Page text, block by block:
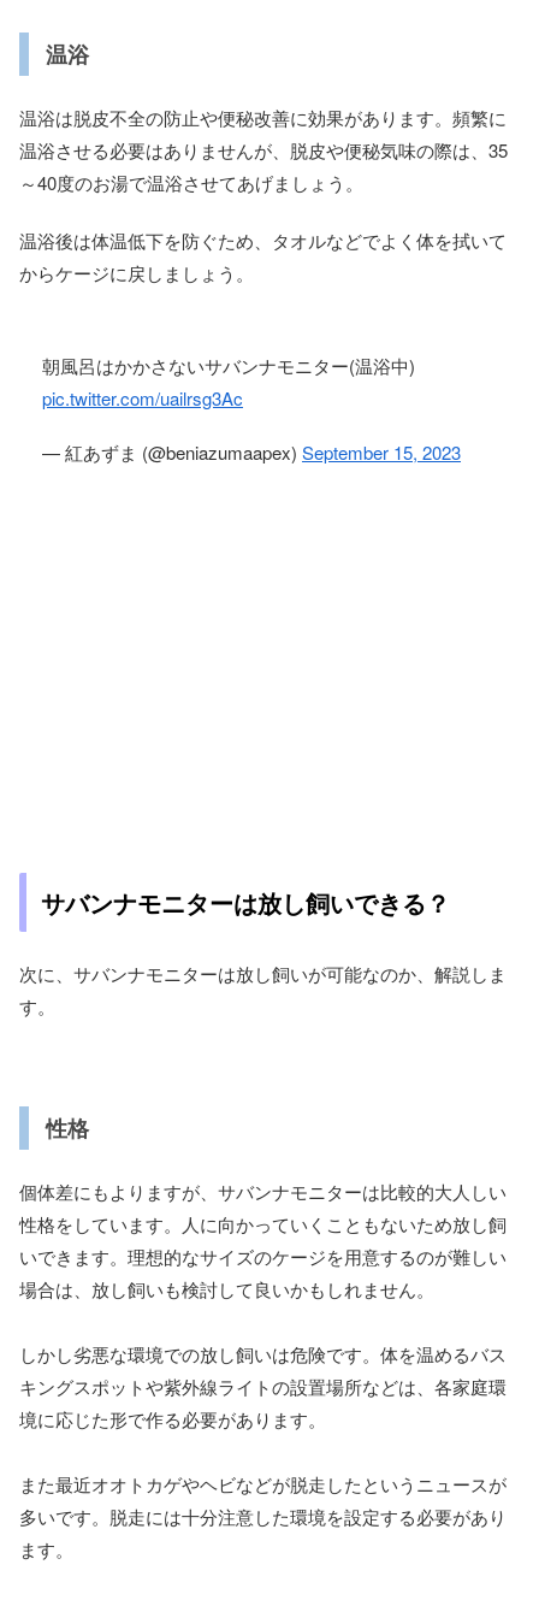
温浴
温浴は脱皮不全の防止や便秘改善に効果があります。頻繁に
温浴させる必要はありませんが、脱皮や便秘気味の際は、35
～40度のお湯で温浴させてあげましょう。
温浴後は体温低下を防ぐため、タオルなどでよく体を拭いて
からケージに戻しましょう。
朝風呂はかかさないサバンナモニター(温浴中)
pic.twitter.com/uailrsg3Ac
— 紅あずま (@beniazumaapex) September 15, 2023
サバンナモニターは放し飼いできる？
次に、サバンナモニターは放し飼いが可能なのか、解説しま
す。
性格
個体差にもよりますが、サバンナモニターは比較的大人しい
性格をしています。人に向かっていくこともないため放し飼
いできます。理想的なサイズのケージを用意するのが難しい
場合は、放し飼いも検討して良いかもしれません。
しかし劣悪な環境での放し飼いは危険です。体を温めるバス
キングスポットや紫外線ライトの設置場所などは、各家庭環
境に応じた形で作る必要があります。
また最近オオトカゲやヘビなどが脱走したというニュースが
多いです。脱走には十分注意した環境を設定する必要があり
ます。